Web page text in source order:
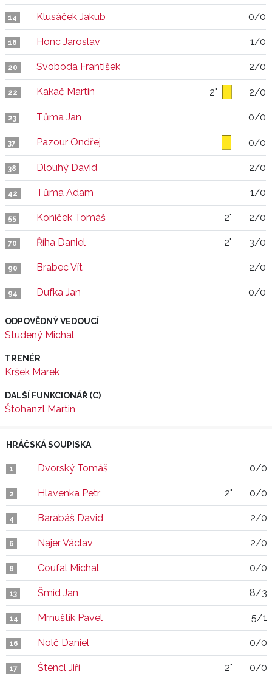
14 Klusáček Jakub 0/0
16 Honc Jaroslav 1/0
20 Svoboda František 2/0
22 Kakač Martin 2" 2/0
23 Tůma Jan 0/0
37 Pazour Ondřej 0/0
38 Dlouhý David 2/0
42 Tůma Adam 1/0
55 Koníček Tomáš 2" 2/0
70 Říha Daniel 2" 3/0
90 Brabec Vít 2/0
94 Dufka Jan 0/0
ODPOVĚDNÝ VEDOUCÍ
Studený Michal
TRENÉR
Kršek Marek
DALŠÍ FUNKCIONÁŘ (C)
Štohanzl Martin
HRÁČSKÁ SOUPISKA
1 Dvorský Tomáš 0/0
2 Hlavenka Petr 2" 0/0
4 Barabáš David 2/0
6 Najer Václav 2/0
8 Coufal Michal 0/0
13 Šmíd Jan 8/3
14 Mrnuštík Pavel 5/1
16 Nolč Daniel 0/0
17 Štencl Jiří 2" 0/0